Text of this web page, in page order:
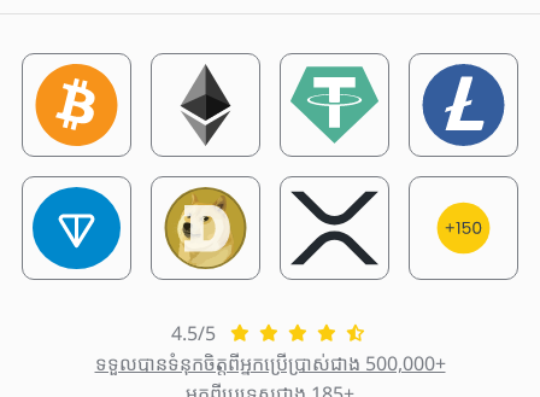
4.5/5
ទទួលបានទំនុកចិត្តពីអ្នកប្រើប្រាស់ជាង 500,000+